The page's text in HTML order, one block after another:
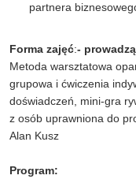
partnera
Forma zajęć:-
Metoda warsztatowa
grupowa i ćwiczenia
doświadczeń, mini-gra
z osób uprawniona do
Alan Kusz
Program: